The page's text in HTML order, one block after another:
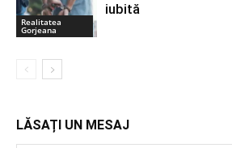
Realitatea
Gorjeana
iubită
LĂSAȚI UN MESAJ